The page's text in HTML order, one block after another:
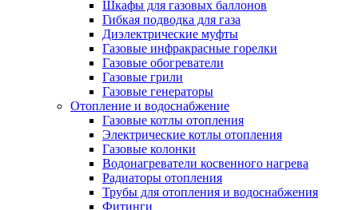
Шкафы для газовых баллонов
Гибкая подводка для газа
Диэлектрические муфты
Газовые инфракрасные горелки
Газовые обогреватели
Газовые грили
Газовые генераторы
Отопление и водоснабжение
Газовые котлы отопления
Электрические котлы отопления
Газовые колонки
Водонагреватели косвенного нагрева
Радиаторы отопления
Трубы для отопления и водоснабжения
Фитинги